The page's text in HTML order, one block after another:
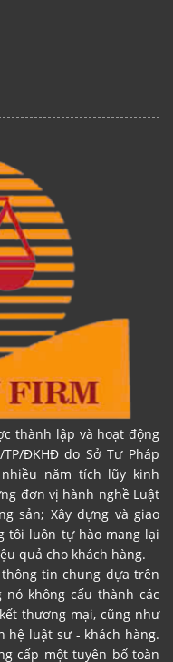
thành lập và hoạt động
ĐKHĐ do Sở Tư Pháp
nhiều năm tích lũy kinh
đơn vị hành nghề Luật
sản; Xây dựng và giao
tôi luôn tự hào mang lại
quả cho khách hàng.
tin chung dựa trên
không cấu thành các
thương mại, cũng như
hệ luật sư - khách hàng.
cấp một tuyên bố toàn